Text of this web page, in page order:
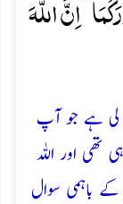
اِنَّ اللّٰہَ
لی ہے جو آپ
تھی اور اللہ
باہمی سوال